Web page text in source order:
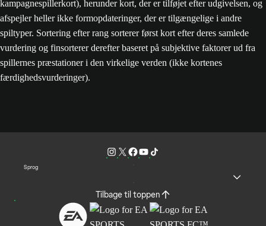
kampagnespillerkort), herunder kort, der er tilføjet efter udgivelsen, og
afspejler heller ikke formopdateringer, der er tilgængelige i andre
spiltyper. Sortering efter rang sorterer først kort efter deres samlede
vurdering og finsorterer derefter baseret på subjektive faktorer ud fra
spillernes præstationer i den virkelige verden (ikke kortenes
færdighedsvurderinger).
Sprog
Tilbage til toppen